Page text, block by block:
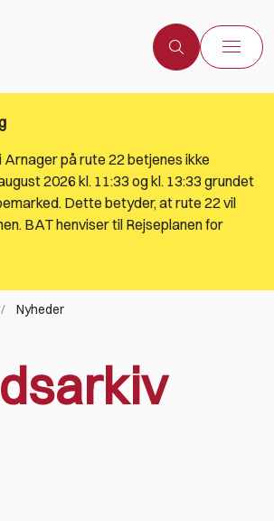
på rute 22 betjenes ikke
2026 kl. 11:33 og kl. 13:33 grundet
Dette betyder, at rute 22 vil
BAT henviser til Rejseplanen for
Nyheder